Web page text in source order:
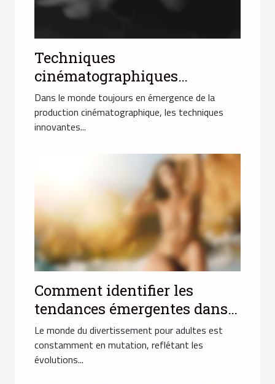
Techniques
cinématographiques
innovantes dans les vidéos
pour adultes avec actrices
arabes
Dans le monde toujours en émergence de la
production cinématographique, les techniques
innovantes...
Comment identifier les
tendances émergentes dans
l'industrie du divertissement
pour adultes en 2025
Le monde du divertissement pour adultes est
constamment en mutation, reflétant les
évolutions...